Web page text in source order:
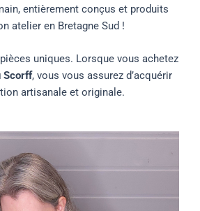
entièrement conçus et produits
atelier en Bretagne Sud !
uniques. Lorsque vous achetez
Scorff, vous vous assurez d’acquérir
artisanale et originale.